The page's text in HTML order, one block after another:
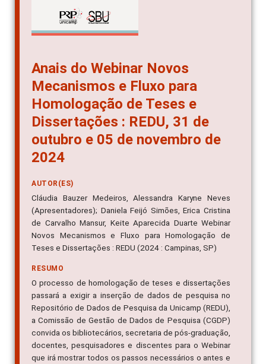
Anais do Webinar Novos
Mecanismos e Fluxo para
Homologação de Teses e
Dissertações : REDU, 31 de
outubro e 05 de novembro de
2024
AUTOR(ES)
Cláudia Bauzer Medeiros, Alessandra Karyne Neves
(Apresentadores); Daniela Feijó Simões, Erica Cristina
de Carvalho Mansur, Keite Aparecida Duarte Webinar
Novos Mecanismos e Fluxo para Homologação de
Teses e Dissertações : REDU (2024 : Campinas, SP)
RESUMO
O processo de homologação de teses e dissertações
passará a exigir a inserção de dados de pesquisa no
Repositório de Dados de Pesquisa da Unicamp (REDU),
a Comissão de Gestão de Dados de Pesquisa (CGDP)
convida os bibliotecários, secretaria de pós-graduação,
docentes, pesquisadores e discentes para o Webinar
que irá mostrar todos os passos necessários o antes e